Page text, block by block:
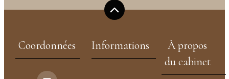
Coordonnées Informations
À propos
du cabinet